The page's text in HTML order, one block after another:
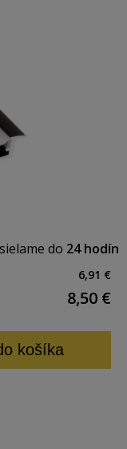
do 24 hodín
6,91 €
8,50 €
košíka